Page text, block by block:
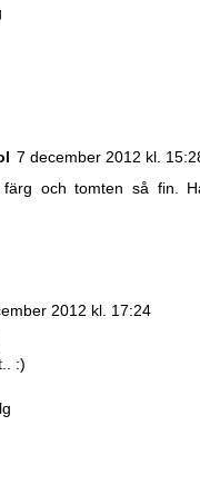
7 december 2012 kl.
färg och tomten så fin.
2012 kl. 17:24
:)